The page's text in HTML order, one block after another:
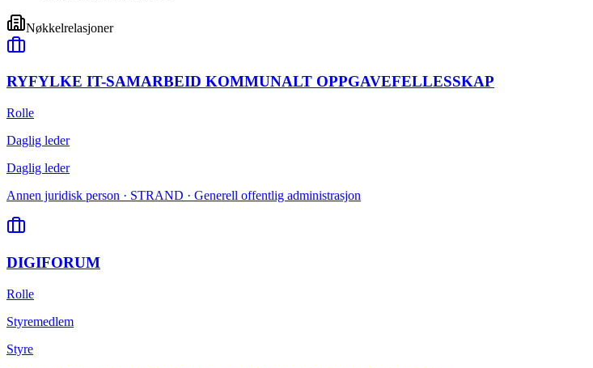
Nøkkelrelasjoner
RYFYLKE IT-SAMARBEID KOMMUNALT OPPGAVEFELLESSKAP
Rolle
Daglig leder
Daglig leder
Annen juridisk person · STRAND · Generell offentlig administrasjon
DIGIFORUM
Rolle
Styremedlem
Styre